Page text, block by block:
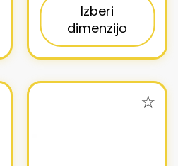
Izberi
dimenzijo